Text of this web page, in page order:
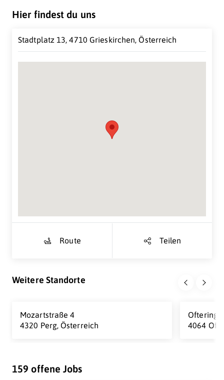
Hier findest du uns
Stadtplatz 13, 4710 Grieskirchen, Österreich
Route Teilen
Weitere Standorte
Mozartstraße 4
4320 Perg, Österreich
4064
159 offene Jobs